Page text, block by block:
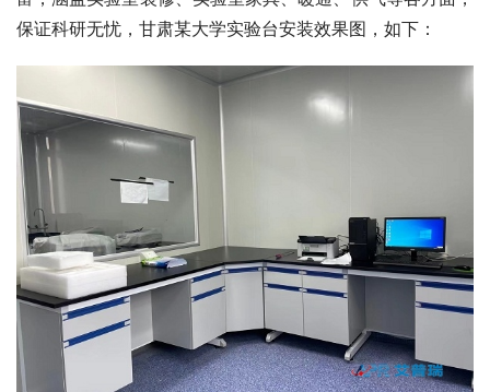
保证科研无忧，甘肃某大学实验台安装效果图，如下：